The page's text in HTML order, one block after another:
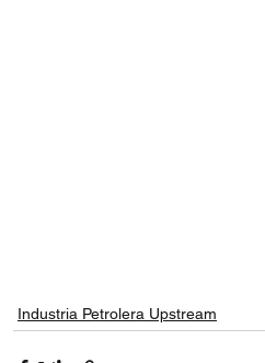
Industria Petrolera Upstream